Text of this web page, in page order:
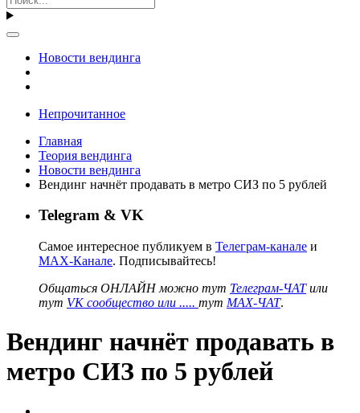
Новости вендинга
Непрочитанное
Главная
Теория вендинга
Новости вендинга
Вендинг начнёт продавать в метро СИЗ по 5 рублей
Telegram & VK
Самое интересное публикуем в Телеграм-канале и
MAX-Канале. Подписывайтесь!
Общаться ОНЛАЙН можно тут Телеграм-ЧАТили
тут VK сообщество или ..... тут MAX-ЧАТ.
Вендинг начнёт продавать в
метро СИЗ по 5 рублей